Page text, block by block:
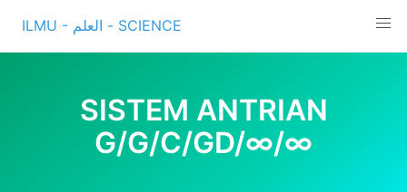
content
ILMU - العلم - SCIENCE
SISTEM ANTRIAN
G/G/C/GD/∞/∞